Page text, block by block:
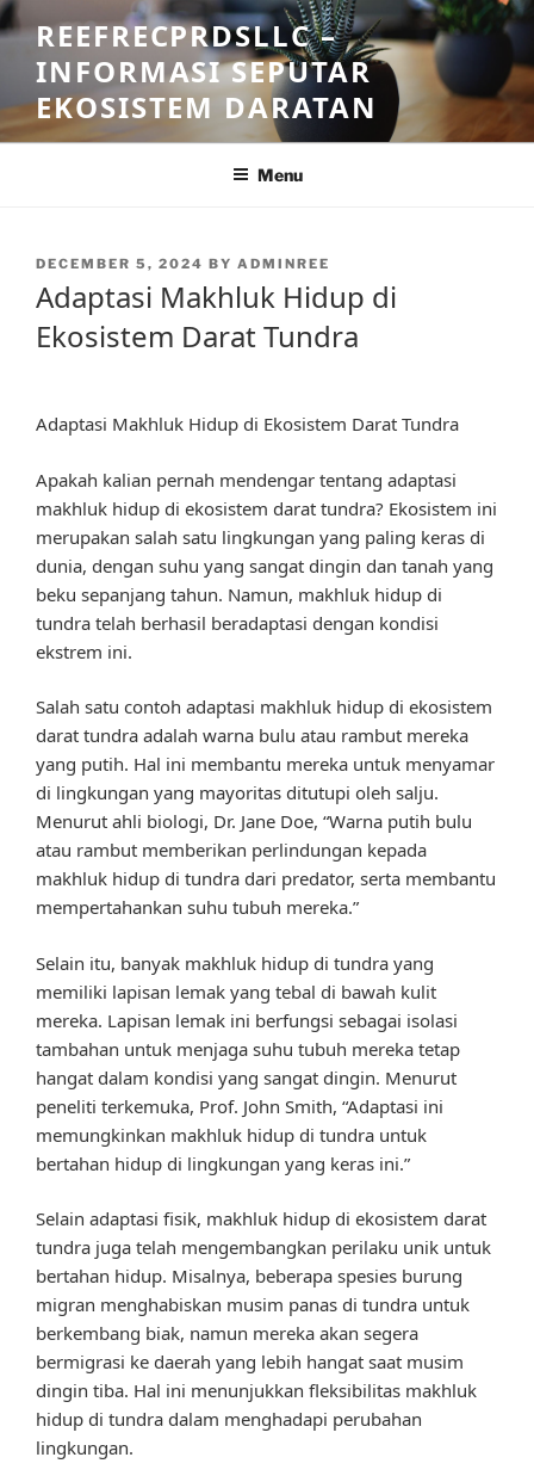
Skip
to
content
REEFRECPRDSLLC –
INFORMASI SEPUTAR
EKOSISTEM DARATAN
Menu
POSTED
DECEMBER 5, 2024 BY ADMINREE
Adaptasi Makhluk Hidup di
Ekosistem Darat Tundra
Adaptasi Makhluk Hidup di Ekosistem Darat Tundra
Apakah kalian pernah mendengar tentang adaptasi
makhluk hidup di ekosistem darat tundra? Ekosistem ini
merupakan salah satu lingkungan yang paling keras di
dunia, dengan suhu yang sangat dingin dan tanah yang
beku sepanjang tahun. Namun, makhluk hidup di
tundra telah berhasil beradaptasi dengan kondisi
ekstrem ini.
Salah satu contoh adaptasi makhluk hidup di ekosistem
darat tundra adalah warna bulu atau rambut mereka
yang putih. Hal ini membantu mereka untuk menyamar
di lingkungan yang mayoritas ditutupi oleh salju.
Menurut ahli biologi, Dr. Jane Doe, “Warna putih bulu
atau rambut memberikan perlindungan kepada
makhluk hidup di tundra dari predator, serta membantu
mempertahankan suhu tubuh mereka.”
Selain itu, banyak makhluk hidup di tundra yang
memiliki lapisan lemak yang tebal di bawah kulit
mereka. Lapisan lemak ini berfungsi sebagai isolasi
tambahan untuk menjaga suhu tubuh mereka tetap
hangat dalam kondisi yang sangat dingin. Menurut
peneliti terkemuka, Prof. John Smith, “Adaptasi ini
memungkinkan makhluk hidup di tundra untuk
bertahan hidup di lingkungan yang keras ini.”
Selain adaptasi fisik, makhluk hidup di ekosistem darat
tundra juga telah mengembangkan perilaku unik untuk
bertahan hidup. Misalnya, beberapa spesies burung
migran menghabiskan musim panas di tundra untuk
berkembang biak, namun mereka akan segera
bermigrasi ke daerah yang lebih hangat saat musim
dingin tiba. Hal ini menunjukkan fleksibilitas makhluk
hidup di tundra dalam menghadapi perubahan
lingkungan.